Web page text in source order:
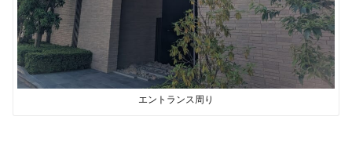
エントランス周り